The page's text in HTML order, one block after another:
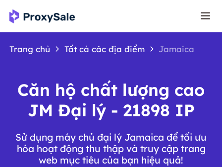
Trang chủ Tất cả các địa điểm Jamaica
Căn hộ chất lượng cao
JM Đại lý - 21898 IP
Sử dụng máy chủ đại lý Jamaica để tối ưu
hóa hoạt động thu thập và truy cập trang
web mục tiêu của bạn hiệu quả!